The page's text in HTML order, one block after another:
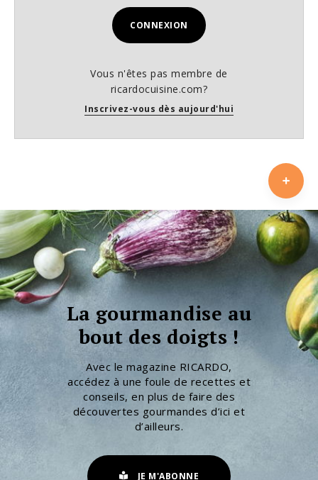
CONNEXION
Vous n'êtes pas membre de
ricardocuisine.com?
Inscrivez-vous dès aujourd'hui
La gourmandise au
bout des doigts !
Avec le magazine RICARDO,
accédez à une foule de recettes et
conseils, en plus de faire des
découvertes gourmandes d’ici et
d’ailleurs.
JE M'ABONNE